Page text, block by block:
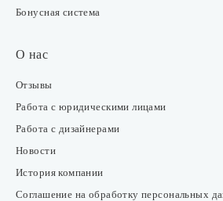
Бонусная система
О нас
Отзывы
Работа с юридическими лицами
Работа с дизайнерами
Новости
История компании
Соглашение на обработку персональных